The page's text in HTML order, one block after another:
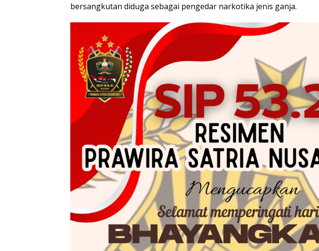
bersangkutan diduga sebagai pengedar narkotika jenis ganja.